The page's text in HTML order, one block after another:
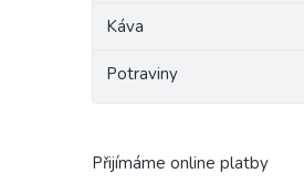
Káva
Potraviny
Přijímáme online platby